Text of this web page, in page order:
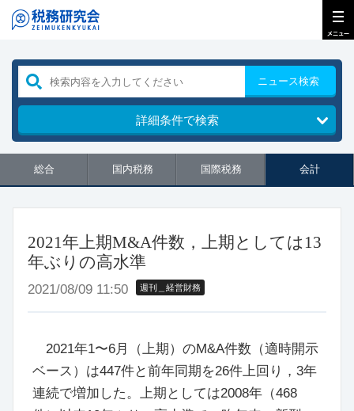
ニュース検索
詳細条件で検索
総合 国内税務 国際税務 会計
2021年上期M&A件数，上期としては13
年ぶりの高水準
2021/08/09 11:50 週刊＿経営財務
2021年1〜6月（上期）のM&A件数（適時開示
ベース）は447件と前年同期を26件上回り，3年
連続で増加した。上期としては2008年（468